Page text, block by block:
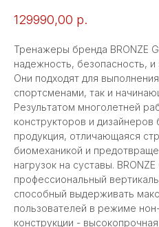
129990,00 р.
Тренажеры бренда BRONZE
надежность, безопасность,
Они подходят для
спортсменами, так и
Результатом многолетней
конструкторов и
продукция, отличающаяся
биомеханикой и
нагрузок на суставы.
профессиональный
способный выдерживать
пользователей в режиме
конструкции -